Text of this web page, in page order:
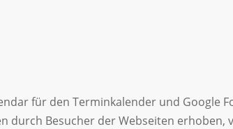
für den Terminkalender und Google
durch Besucher der Webseiten erhoben,